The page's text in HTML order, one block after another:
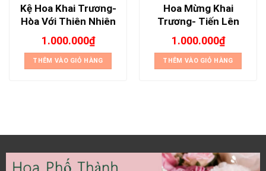
Kệ Hoa Khai Trương-
Hòa Với Thiên Nhiên
1.000.000₫
THÊM VÀO GIỎ HÀNG
Hoa Mừng Khai
Trương- Tiến Lên
1.000.000₫
THÊM VÀO GIỎ HÀNG